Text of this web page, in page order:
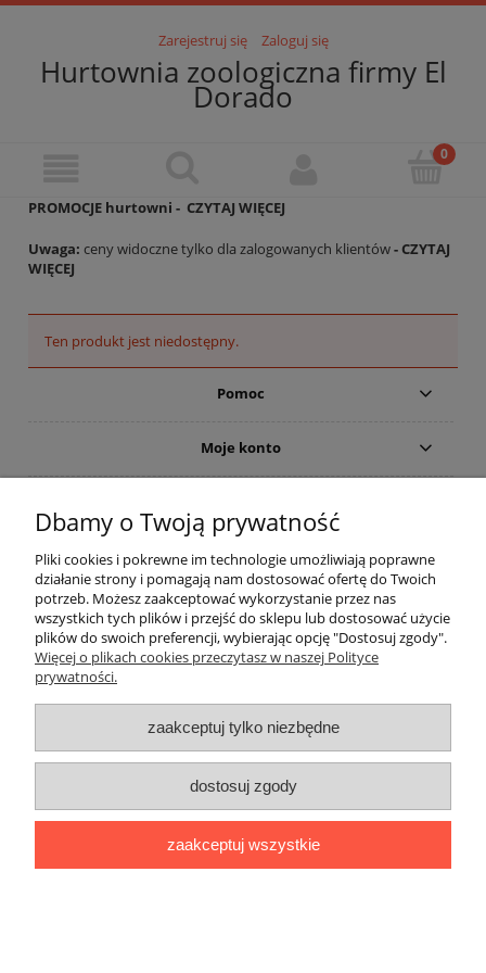
Zarejestruj się Zaloguj się
Hurtownia zoologiczna firmy El
Dorado
PROMOCJE hurtowni - CZYTAJ WIĘCEJ
Uwaga: ceny widoczne tylko dla zalogowanych klientów- CZYTAJ
WIĘCEJ
Ten produkt jest niedostępny.
Pomoc
Moje konto
Informacje
O nas
pokaż pełną wersję strony
Sklep internetowy Shoper.pl
Dbamy o Twoją prywatność
Pliki cookies i pokrewne im technologie umożliwiają poprawne
działanie strony i pomagają nam dostosować ofertę do Twoich
potrzeb. Możesz zaakceptować wykorzystanie przez nas
wszystkich tych plików i przejść do sklepu lub dostosować użycie
plików do swoich preferencji, wybierając opcję "Dostosuj zgody".
Więcej o plikach cookies przeczytasz w naszej Polityce
prywatności.
zaakceptuj tylko niezbędne
dostosuj zgody
zaakceptuj wszystkie